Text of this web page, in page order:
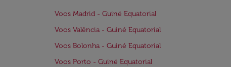
Voos Madrid - Guiné Equatorial
Voos Valência - Guiné Equatorial
Voos Bolonha - Guiné Equatorial
Voos Porto - Guiné Equatorial